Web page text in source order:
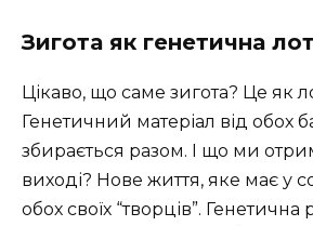
Зигота як генетична
Цікаво, що саме зигота? Це як
Генетичний матеріал від обох
збирається разом. І що ми
виході? Нове життя, яке має у
обох своїх “творців”. Генетична